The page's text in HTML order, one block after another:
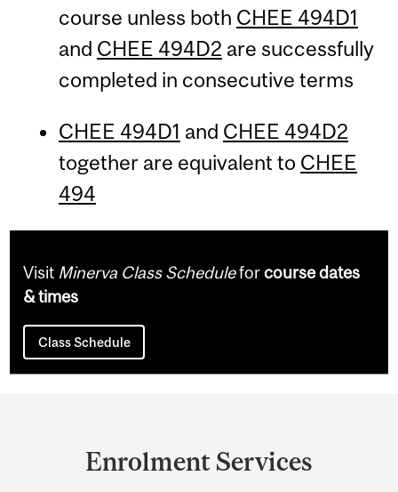
course unless both CHEE 494D1
and CHEE 494D2 are successfully
completed in consecutive terms
CHEE 494D1 and CHEE 494D2
together are equivalent to CHEE
494
Visit Minerva Class Scheduleforcourse dates
& times
Class Schedule
Enrolment Services